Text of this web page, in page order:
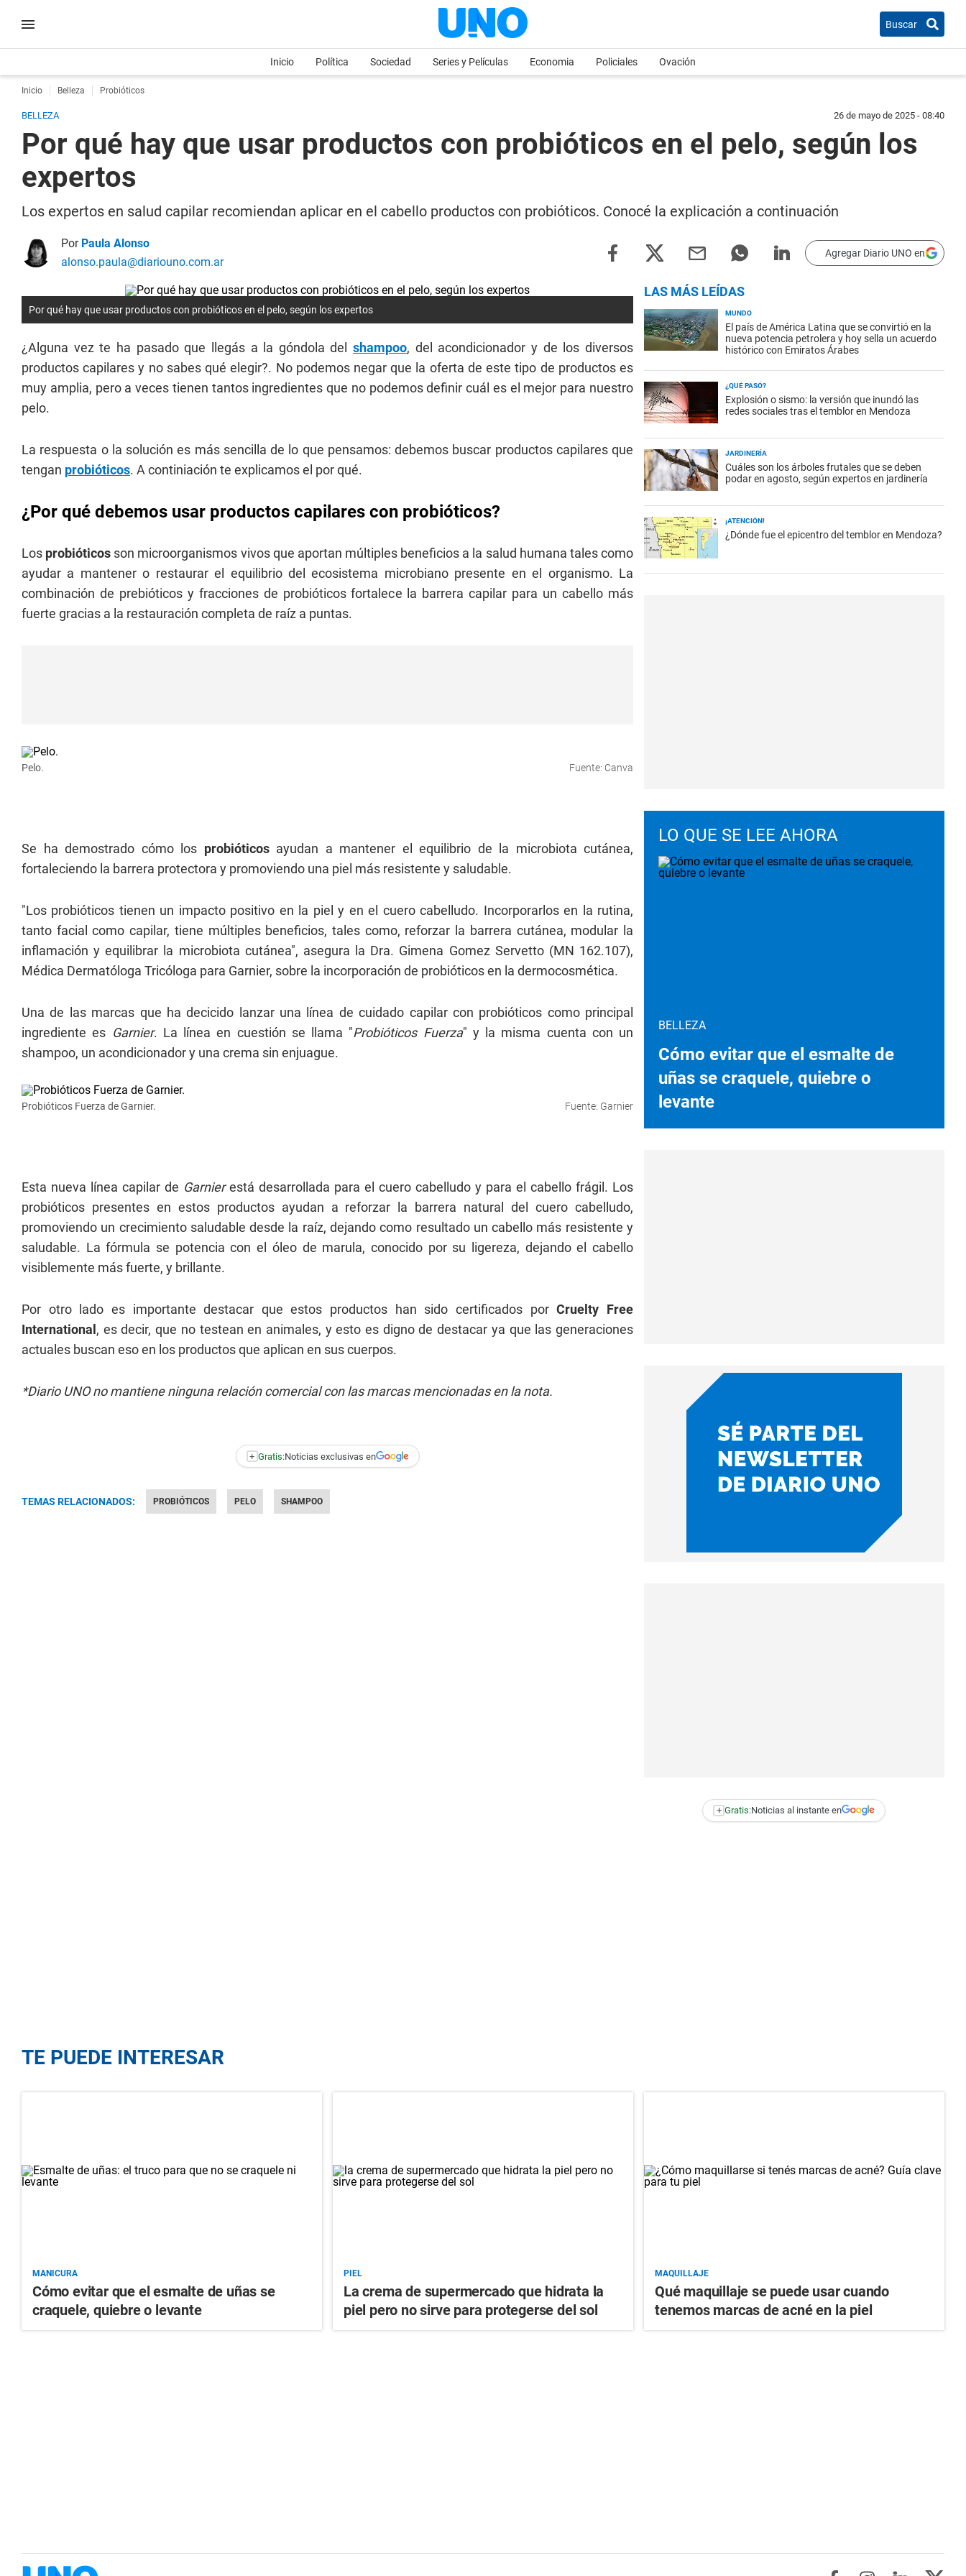
Buscar
Inicio Política Sociedad Series y Películas Economia Policiales Ovación
Inicio Belleza Probióticos
BELLEZA 26 de mayo de 2025 - 08:40
Por qué hay que usar productos con probióticos en el pelo, según los
expertos
Los expertos en salud capilar recomiendan aplicar en el cabello productos con probióticos. Conocé la explicación a continuación
Por Paula Alonso
alonso.paula@diariouno.com.ar
Agregar Diario UNO en
Por qué hay que usar productos con probióticos en el pelo, según los expertos
¿Alguna vez te ha pasado que llegás a la góndola delshampoo, del acondicionador y de los diversos
productos capilares y no sabes qué elegir?. No podemos negar que la oferta de este tipo de productos es
muy amplia, pero a veces tienen tantos ingredientes que no podemos definir cuál es el mejor para nuestro
pelo.
La respuesta o la solución es más sencilla de lo que pensamos: debemos buscar productos capilares que
tengan probióticos. A continiación te explicamos el por qué.
¿Por qué debemos usar productos capilares con probióticos?
Los probióticos son microorganismos vivos que aportan múltiples beneficios a la salud humana tales como
ayudar a mantener o restaurar el equilibrio del ecosistema microbiano presente en el organismo. La
combinación de prebióticos y fracciones de probióticos fortalece la barrera capilar para un cabello más
fuerte gracias a la restauración completa de raíz a puntas.
Pelo. Fuente: Canva
Se ha demostrado cómo los probióticos ayudan a mantener el equilibrio de la microbiota cutánea,
fortaleciendo la barrera protectora y promoviendo una piel más resistente y saludable.
"Los probióticos tienen un impacto positivo en la piel y en el cuero cabelludo. Incorporarlos en la rutina,
tanto facial como capilar, tiene múltiples beneficios, tales como, reforzar la barrera cutánea, modular la
inflamación y equilibrar la microbiota cutánea", asegura la Dra. Gimena Gomez Servetto (MN 162.107),
Médica Dermatóloga Tricóloga para Garnier, sobre la incorporación de probióticos en la dermocosmética.
Una de las marcas que ha decicido lanzar una línea de cuidado capilar con probióticos como principal
ingrediente es Garnier. La línea en cuestión se llama "Probióticos Fuerza" y la misma cuenta con un
shampoo, un acondicionador y una crema sin enjuague.
Probióticos Fuerza de Garnier. Fuente: Garnier
Esta nueva línea capilar de Garnierestá desarrollada para el cuero cabelludo y para el cabello frágil. Los
probióticos presentes en estos productos ayudan a reforzar la barrera natural del cuero cabelludo,
promoviendo un crecimiento saludable desde la raíz, dejando como resultado un cabello más resistente y
saludable. La fórmula se potencia con el óleo de marula, conocido por su ligereza, dejando el cabello
visiblemente más fuerte, y brillante.
Por otro lado es importante destacar que estos productos han sido certificados porCruelty Free
International , es decir, que no testean en animales, y esto es digno de destacar ya que las generaciones
actuales buscan eso en los productos que aplican en sus cuerpos.
*Diario UNO no mantiene ninguna relación comercial con las marcas mencionadas en la nota.
+ Gratis:Noticias exclusivas en
TEMAS RELACIONADOS: PROBIÓTICOS PELO SHAMPOO
LAS MÁS LEÍDAS
MUNDO
El país de América Latina que se convirtió en la
nueva potencia petrolera y hoy sella un acuerdo
histórico con Emiratos Árabes
¿QUÉ PASÓ?
Explosión o sismo: la versión que inundó las
redes sociales tras el temblor en Mendoza
JARDINERÍA
Cuáles son los árboles frutales que se deben
podar en agosto, según expertos en jardinería
¡ATENCIÓN!
¿Dónde fue el epicentro del temblor en Mendoza?
LO QUE SE LEE AHORA
BELLEZA
Cómo evitar que el esmalte de
uñas se craquele, quiebre o
levante
+ Gratis:Noticias al instante en
TE PUEDE INTERESAR
MANICURA
Cómo evitar que el esmalte de uñas se
craquele, quiebre o levante
PIEL
La crema de supermercado que hidrata la
piel pero no sirve para protegerse del sol
MAQUILLAJE
Qué maquillaje se puede usar cuando
tenemos marcas de acné en la piel